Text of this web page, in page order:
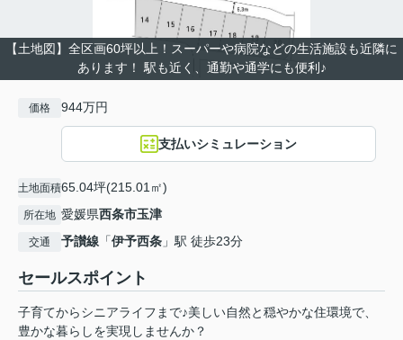
【土地図】全区画60坪以上！スーパーや病院などの生活施設も近隣に
あります！ 駅も近く、通勤や通学にも便利♪
価格 944万円
支払いシミュレーション
土地面積65.04坪(215.01㎡)
所在地 愛媛県西条市玉津
交通 予讃線 「伊予西条 」駅 徒歩23分
セールスポイント
子育てからシニアライフまで♪美しい自然と穏やかな住環境で、
豊かな暮らしを実現しませんか？